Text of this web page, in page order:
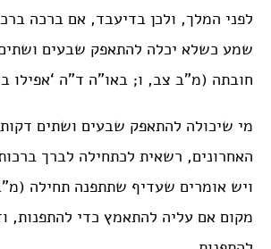
לפני המלך, ולכן בדיעבד, אם ברכה
שמע כשלא יכלה להתאפק שבעים
חובתה (מ”ב צב, ו; באו”ה ד”ה ‘אפילו
מי שיכולה להתאפק שבעים ושתים
האחרונים, רשאית לכתחילה לברך
ויש אומרים שעדיף שתתפנה תחילה
מקום אם עליה להתאמץ כדי להתפנות,